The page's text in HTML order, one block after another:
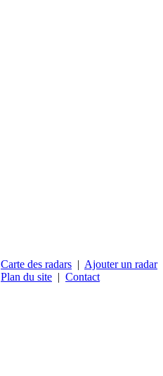
Carte des radars | Ajouter un radar
Plan du site | Contact